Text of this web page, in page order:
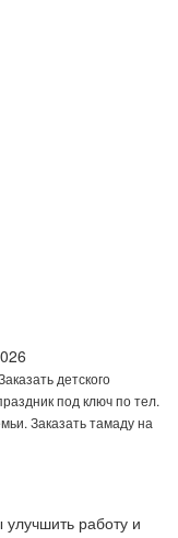
детского
под ключ по тел.
Заказать тамаду на
работу и